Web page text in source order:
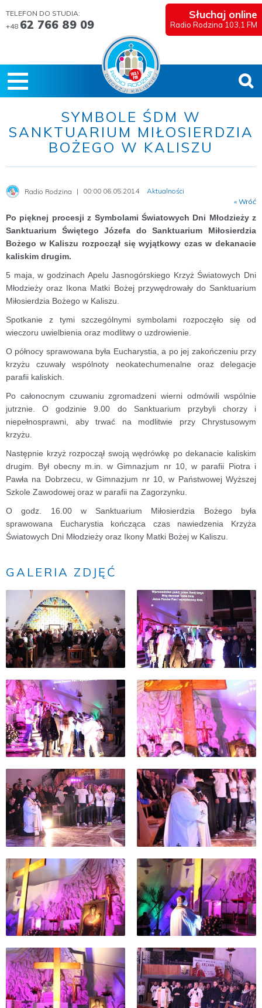
TELEFON DO STUDIA:
+48 62 766 89 09
Słuchaj online
Radio Rodzina 103,1 FM
SYMBOLE ŚDM W
SANKTUARIUM MIŁOSIERDZIA
BOŻEGO W KALISZU
Radio Rodzina 00:00 06.05.2014
Aktualności
« Wróć
Po pięknej procesji z Symbolami Światowych Dni Młodzieży z
Sanktuarium Świętego Józefa do Sanktuarium Miłosierdzia
Bożego w Kaliszu rozpoczął się wyjątkowy czas w dekanacie
kaliskim drugim.
5 maja, w godzinach Apelu Jasnogórskiego Krzyż Światowych Dni
Młodzieży oraz Ikona Matki Bożej przywędrowały do Sanktuarium
Miłosierdzia Bożego w Kaliszu.
Spotkanie z tymi szczególnymi symbolami rozpoczęło się od
wieczoru uwielbienia oraz modlitwy o uzdrowienie.
O północy sprawowana była Eucharystia, a po jej zakończeniu przy
krzyżu czuwały wspólnoty neokatechumenalne oraz delegacje
parafii kaliskich.
Po całonocnym czuwaniu zgromadzeni wierni odmówili wspólnie
jutrznie. O godzinie 9.00 do Sanktuarium przybyli chorzy i
niepełnosprawni, aby trwać na modlitwie przy Chrystusowym
krzyżu.
Następnie krzyż rozpoczął swoją wędrówkę po dekanacie kaliskim
drugim. Był obecny m.in. w Gimnazjum nr 10, w parafii Piotra i
Pawła na Dobrzecu, w Gimnazjum nr 10, w Państwowej Wyższej
Szkole Zawodowej oraz w parafii na Zagorzynku.
O godz. 16.00 w Sanktuarium Miłosierdzia Bożego była
sprawowana Eucharystia kończąca czas nawiedzenia Krzyża
Światowych Dni Młodzieży oraz Ikony Matki Bożej w Kaliszu.
GALERIA ZDJĘĆ